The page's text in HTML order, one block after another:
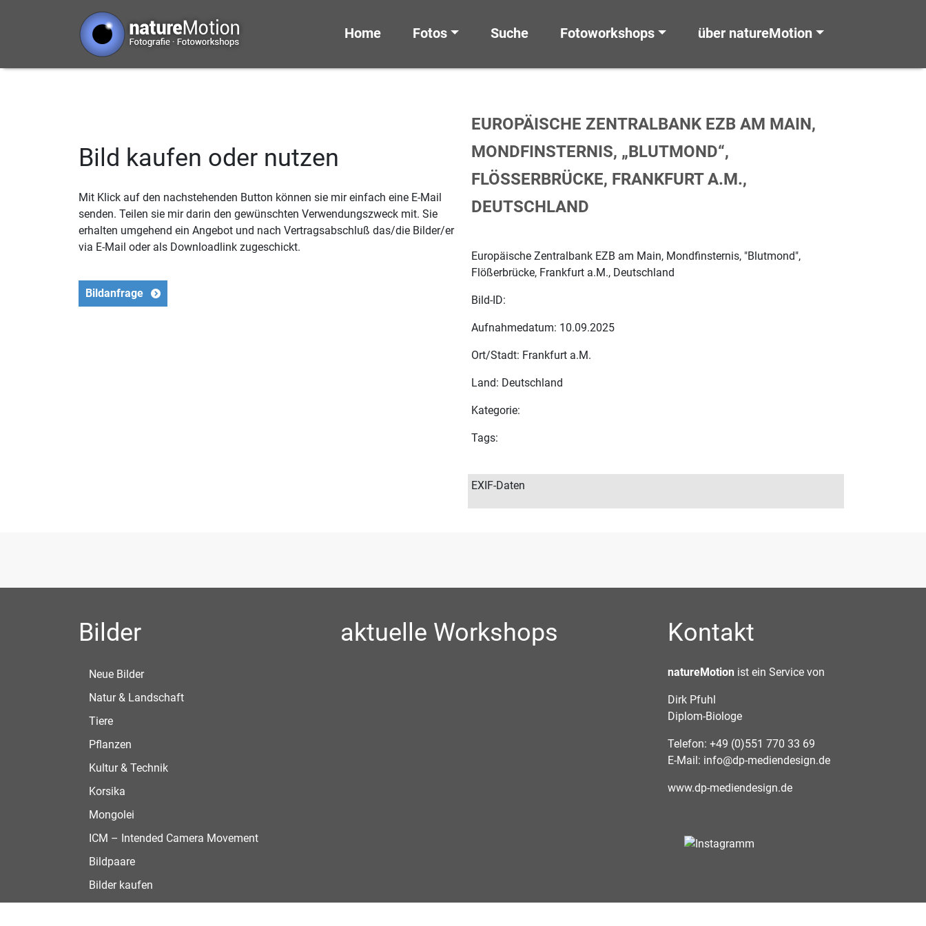
Home Fotos Suche Fotoworkshops über natureMotion
Bild kaufen oder nutzen
Mit Klick auf den nachstehenden Button können sie mir einfach eine E-Mail
senden. Teilen sie mir darin den gewünschten Verwendungszweck mit. Sie
erhalten umgehend ein Angebot und nach Vertragsabschluß das/die Bilder/er
via E-Mail oder als Downloadlink zugeschickt.
Bildanfrage
EUROPÄISCHE ZENTRALBANK EZB AM MAIN,
MONDFINSTERNIS, „BLUTMOND“,
FLÖSSERBRÜCKE, FRANKFURT A.M., D
EUTSCHLAND
Europäische Zentralbank EZB am Main, Mondfinsternis, "Blutmond",
Flößerbrücke, Frankfurt a.M., Deutschland
Bild-ID:
Aufnahmedatum: 10.09.2025
Ort/Stadt: Frankfurt a.M.
Land: Deutschland
Kategorie:
Tags:
EXIF-Daten
Bilder
Neue Bilder
Natur & Landschaft
Tiere
Pflanzen
Kultur & Technik
Korsika
Mongolei
ICM – Intended Camera Movement
Bildpaare
Bilder kaufen
aktuelle Workshops Kontakt
natureMotion ist ein Service von
Dirk Pfuhl
Diplom-Biologe
Telefon: +49 (0)551 770 33 69
E-Mail: info@dp-mediendesign.de
www.dp-mediendesign.de